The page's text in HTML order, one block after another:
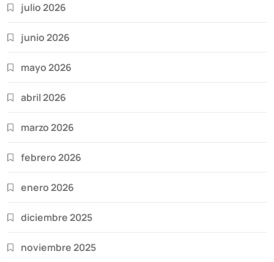
julio 2026
junio 2026
mayo 2026
abril 2026
marzo 2026
febrero 2026
enero 2026
diciembre 2025
noviembre 2025